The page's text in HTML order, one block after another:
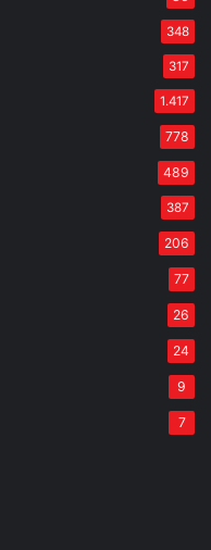
348
317
1.417
778
489
387
206
77
26
24
9
7